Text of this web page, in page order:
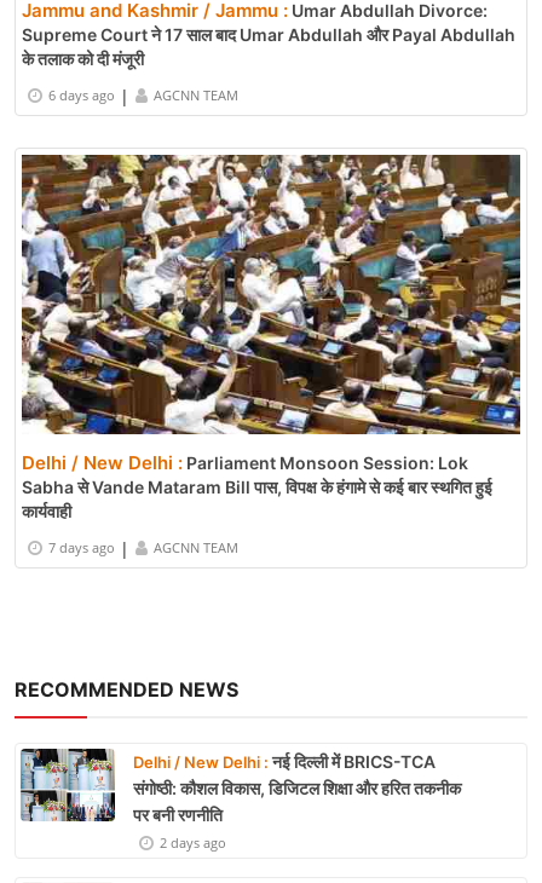
RECOMMENDED NEWS
Delhi / New Delhi :नई दिल्ली में BRICS-TCA
संगोष्ठी: कौशल विकास, डिजिटल शिक्षा और हरित तकनीक
पर बनी रणनीति
2 days ago
Jammu and Kashmir / Jammu : Umar Abdullah Divorce:
Supreme Court ने 17 साल बाद Umar Abdullah और Payal Abdullah
के तलाक को दी मंजूरी
6 days ago | AGCNN TEAM
Delhi / New Delhi : Parliament Monsoon Session: Lok
Sabha से Vande Mataram Bill पास, विपक्ष के हंगामे से कई बार स्थगित हुई
कार्यवाही
7 days ago | AGCNN TEAM